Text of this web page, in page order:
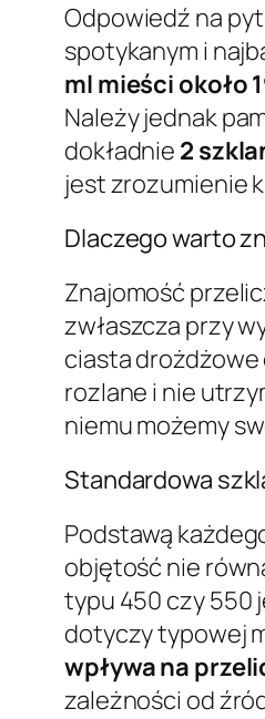
Odpowiedź na
spotykanym i
ml mieści około
Należy jednak
dokładnie 2
jest zrozumienie
Dlaczego warto
Znajomość
zwłaszcza przy
ciasta drożdżowe
rozlane i nie
niemu możemy
Standardowa
Podstawą
objętość nie
typu 450 czy 550
dotyczy typowej
wpływa na
zależności od